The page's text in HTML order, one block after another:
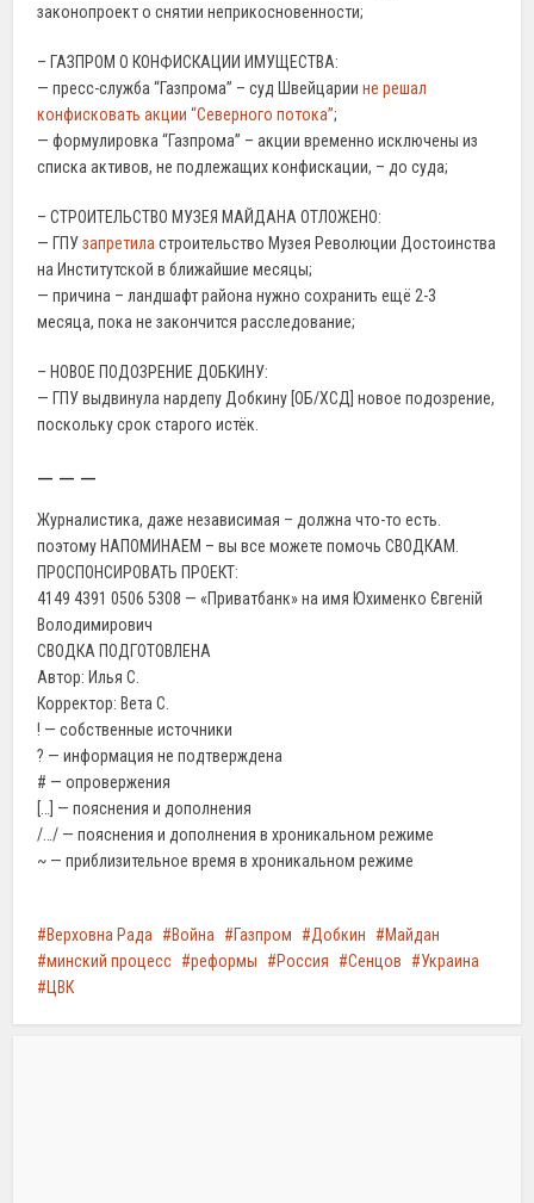
законопроект о снятии неприкосновенности;
– ГАЗПРОМ О КОНФИСКАЦИИ ИМУЩЕСТВА:
— пресс-служба “Газпрома” – суд Швейцариине решал
конфисковать акции “Северного потока”;
— формулировка “Газпрома” – акции временно исключены из
списка активов, не подлежащих конфискации, – до суда;
– СТРОИТЕЛЬСТВО МУЗЕЯ МАЙДАНА ОТЛОЖЕНО:
— ГПУзапретила строительство Музея Революции Достоинства
на Институтской в ближайшие месяцы;
— причина – ландшафт района нужно сохранить ещё 2-3
месяца, пока не закончится расследование;
– НОВОЕ ПОДОЗРЕНИЕ ДОБКИНУ:
— ГПУ выдвинула нардепу Добкину [ОБ/ХСД] новое подозрение,
поскольку срок старого истёк.
— — —
Журналистика, даже независимая – должна что-то есть.
поэтому НАПОМИНАЕМ – вы все можете помочь СВОДКАМ.
ПРОСПОНСИРОВАТЬ ПРОЕКТ:
4149 4391 0506 5308 — «Приватбанк» на имя Юхименко Євгеній
Володимирович
СВОДКА ПОДГОТОВЛЕНА
Автор: Илья С.
Корректор: Вета С.
! — собственные источники
? — информация не подтверждена
# — опровержения
[…] — пояснения и дополнения
/…/ — пояснения и дополнения в хроникальном режиме
~ — приблизительное время в хроникальном режиме
Верховна Рада Война Газпром Добкин
Майдан
минский процесс
реформы Россия Сенцов
Украина
ЦВК